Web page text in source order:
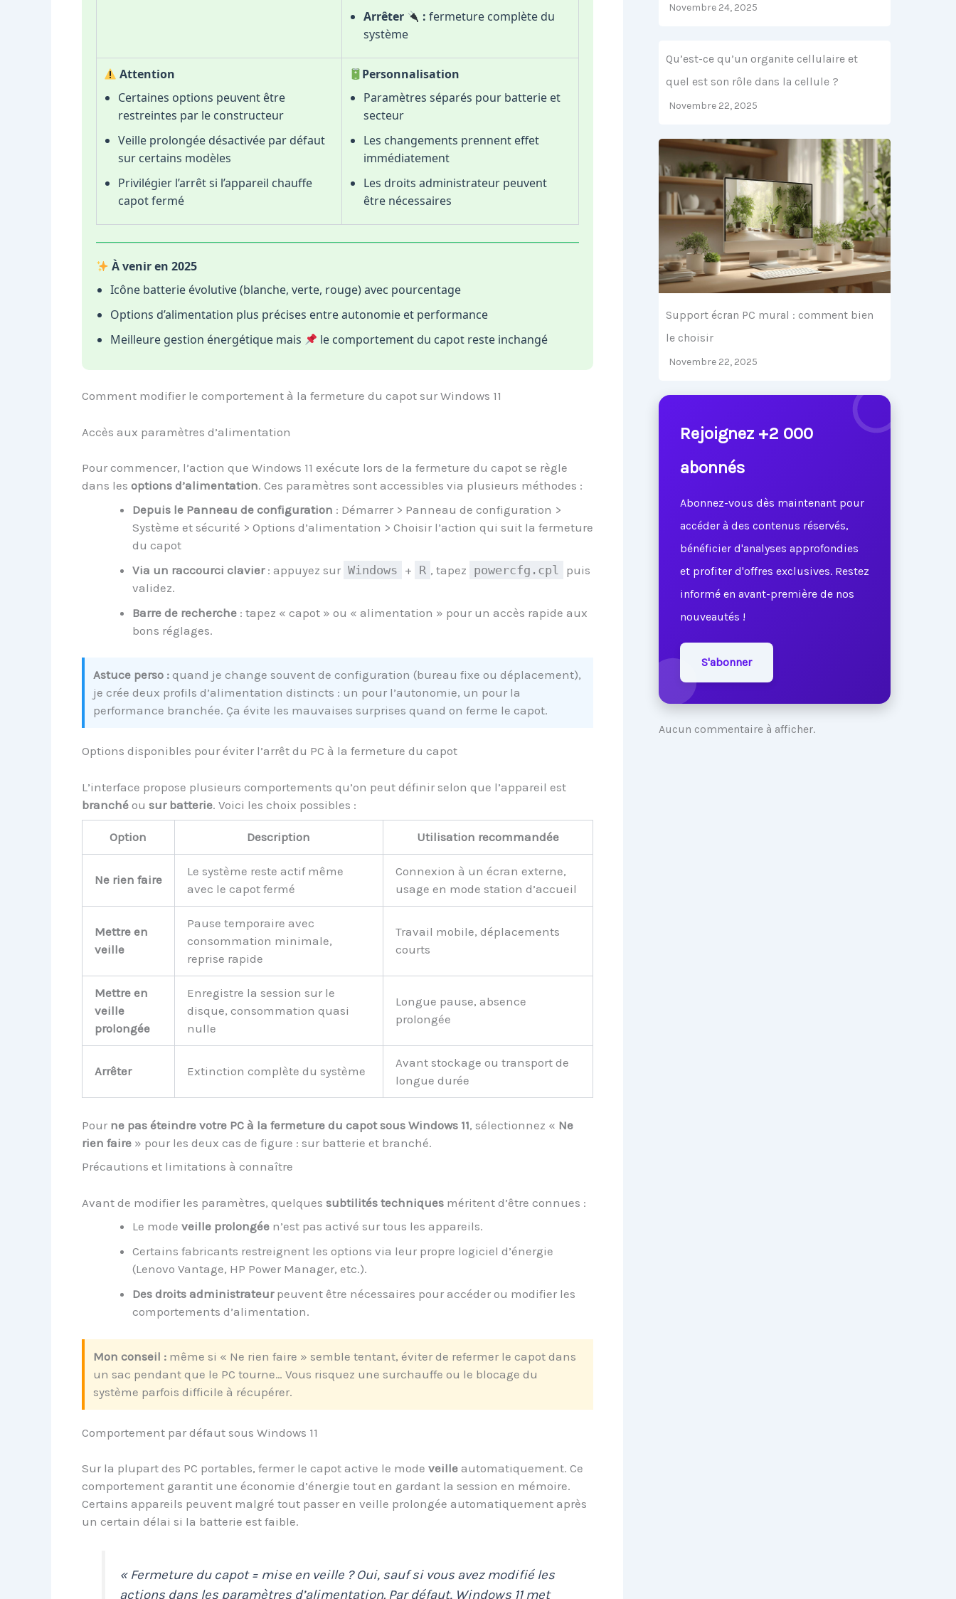
Arrêter
: fermeture complète du
système
Attention
Certaines options peuvent être
restreintes par le constructeur
Veille prolongée désactivée par défaut
sur certains modèles
Privilégier l’arrêt si l’appareil chauffe
capot fermé
Personnalisation
Paramètres séparés pour batterie et
secteur
Les changements prennent effet
immédiatement
Les droits administrateur peuvent
être nécessaires
À venir en 2025
Icône batterie évolutive (blanche, verte, rouge) avec pourcentage
Options d’alimentation plus précises entre autonomie et performance
Meilleure gestion énergétique mais
le comportement du capot reste inchangé
Comment modifier le comportement à la fermeture du capot sur Windows 11
Accès aux paramètres d’alimentation
Pour commencer, l’action que Windows 11 exécute lors de la fermeture du capot se règle
dans les options d’alimentation. Ces paramètres sont accessibles via plusieurs méthodes :
Depuis le Panneau de configuration : Démarrer > Panneau de configuration >
Système et sécurité > Options d’alimentation > Choisir l’action qui suit la fermeture
du capot
Via un raccourci clavier: appuyez sur Windows + R , tapez powercfg.cpl
puis
validez.
Barre de recherche: tapez « capot » ou « alimentation » pour un accès rapide aux
bons réglages.
Astuce perso :quand je change souvent de configuration (bureau fixe ou déplacement),
je crée deux profils d’alimentation distincts : un pour l’autonomie, un pour la
performance branchée. Ça évite les mauvaises surprises quand on ferme le capot.
Options disponibles pour éviter l’arrêt du PC à la fermeture du capot
L’interface propose plusieurs comportements qu’on peut définir selon que l’appareil est
branchéou sur batterie. Voici les choix possibles :
Option Description Utilisation recommandée
Ne rien faire
Le système reste actif même
avec le capot fermé
Connexion à un écran externe,
usage en mode station d’accueil
Mettre en
veille
Pause temporaire avec
consommation minimale,
reprise rapide
Travail mobile, déplacements
courts
Mettre en
veille
prolongée
Enregistre la session sur le
disque, consommation quasi
nulle
Longue pause, absence
prolongée
Arrêter Extinction complète du système
Avant stockage ou transport de
longue durée
Pour ne pas éteindre votre PC à la fermeture du capot sous Windows 11, sélectionnez « Ne
rien faire» pour les deux cas de figure : sur batterie et branché.
Précautions et limitations à connaître
Avant de modifier les paramètres, quelques subtilités techniquesméritent d’être connues :
Le mode veille prolongéen’est pas activé sur tous les appareils.
Certains fabricants restreignent les options via leur propre logiciel d’énergie
(Lenovo Vantage, HP Power Manager, etc.).
Des droits administrateurpeuvent être nécessaires pour accéder ou modifier les
comportements d’alimentation.
Mon conseil :même si « Ne rien faire » semble tentant, éviter de refermer le capot dans
un sac pendant que le PC tourne… Vous risquez une surchauffe ou le blocage du
système parfois difficile à récupérer.
Comportement par défaut sous Windows 11
Sur la plupart des PC portables, fermer le capot active le mode veilleautomatiquement. Ce
comportement garantit une économie d’énergie tout en gardant la session en mémoire.
Certains appareils peuvent malgré tout passer en veille prolongée automatiquement après
un certain délai si la batterie est faible.
« Fermeture du capot = mise en veille ? Oui, sauf si vous avez modifié les
actions dans les paramètres d’alimentation. Par défaut, Windows 11 met
Novembre 24, 2025
Qu’est-ce qu’un organite cellulaire et
quel est son rôle dans la cellule ?
Novembre 22, 2025
Support écran PC mural : comment bien
le choisir
Novembre 22, 2025
Rejoignez +2 000
abonnés
Abonnez-vous dès maintenant pour
accéder à des contenus réservés,
bénéficier d'analyses approfondies
et profiter d'offres exclusives. Restez
informé en avant-première de nos
nouveautés !
S'abonner
Aucun commentaire à afficher.